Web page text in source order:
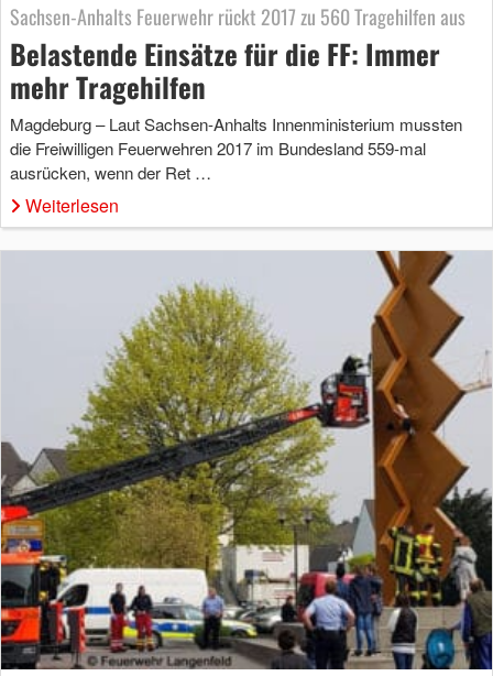
Sachsen-Anhalts Feuerwehr rückt 2017 zu 560 Tragehilfen aus
Belastende Einsätze für die FF: Immer
mehr Tragehilfen
Magdeburg – Laut Sachsen-Anhalts Innenministerium mussten
die Freiwilligen Feuerwehren 2017 im Bundesland 559-mal
ausrücken, wenn der Ret …
Weiterlesen